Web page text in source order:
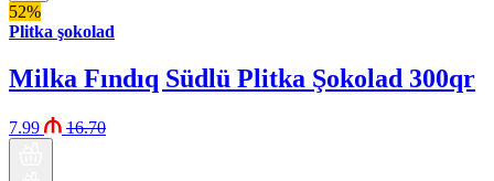
52%
Plitka şokolad
Milka Fındıq Südlü Plitka Şokolad 300qr
7.99 16.70